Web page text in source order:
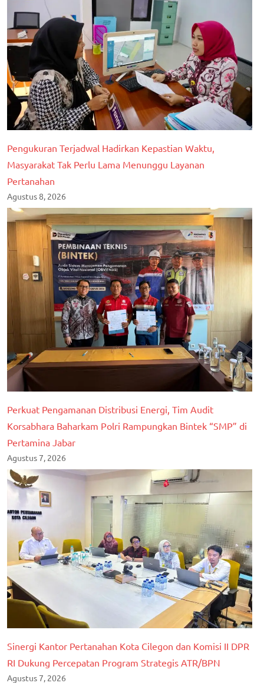
Pengukuran Terjadwal Hadirkan Kepastian Waktu,
Masyarakat Tak Perlu Lama Menunggu Layanan
Pertanahan
Agustus 8, 2026
Perkuat Pengamanan Distribusi Energi, Tim Audit
Korsabhara Baharkam Polri Rampungkan Bintek “SMP” di
Pertamina Jabar
Agustus 7, 2026
Sinergi Kantor Pertanahan Kota Cilegon dan Komisi II DPR
RI Dukung Percepatan Program Strategis ATR/BPN
Agustus 7, 2026